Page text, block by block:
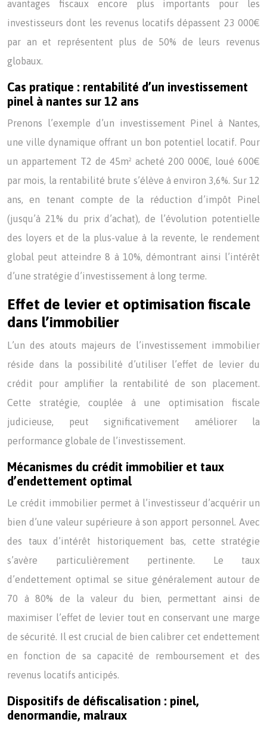
avantages fiscaux encore plus importants pour les
investisseurs dont les revenus locatifs dépassent 23 000€
par an et représentent plus de 50% de leurs revenus
globaux.
Cas pratique : rentabilité d’un investissement
pinel à nantes sur 12 ans
Prenons l’exemple d’un investissement Pinel à Nantes,
une ville dynamique offrant un bon potentiel locatif. Pour
un appartement T2 de 45m² acheté 200 000€, loué 600€
par mois, la rentabilité brute s’élève à environ 3,6%. Sur 12
ans, en tenant compte de la réduction d’impôt Pinel
(jusqu’à 21% du prix d’achat), de l’évolution potentielle
des loyers et de la plus-value à la revente, le rendement
global peut atteindre 8 à 10%, démontrant ainsi l’intérêt
d’une stratégie d’investissement à long terme.
Effet de levier et optimisation fiscale
dans l’immobilier
L’un des atouts majeurs de l’investissement immobilier
réside dans la possibilité d’utiliser l’effet de levier du
crédit pour amplifier la rentabilité de son placement.
Cette stratégie, couplée à une optimisation fiscale
judicieuse, peut significativement améliorer la
performance globale de l’investissement.
Mécanismes du crédit immobilier et taux
d’endettement optimal
Le crédit immobilier permet à l’investisseur d’acquérir un
bien d’une valeur supérieure à son apport personnel. Avec
des taux d’intérêt historiquement bas, cette stratégie
s’avère particulièrement pertinente. Le taux
d’endettement optimal se situe généralement autour de
70 à 80% de la valeur du bien, permettant ainsi de
maximiser l’effet de levier tout en conservant une marge
de sécurité. Il est crucial de bien calibrer cet endettement
en fonction de sa capacité de remboursement et des
revenus locatifs anticipés.
Dispositifs de défiscalisation : pinel,
denormandie, malraux